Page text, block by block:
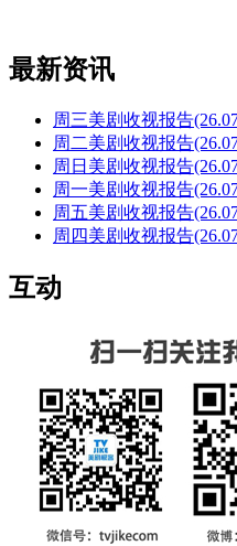
最新资讯
周三美剧收视报告
周二美剧收视报告
周日美剧收视报告
周一美剧收视报告
周五美剧收视报告
周四美剧收视报告
互动